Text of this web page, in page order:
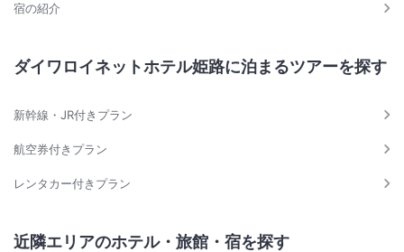
宿の紹介
ダイワロイネットホテル姫路に泊まるツアーを探す
新幹線・JR付きプラン
航空券付きプラン
レンタカー付きプラン
近隣エリアのホテル・旅館・宿を探す